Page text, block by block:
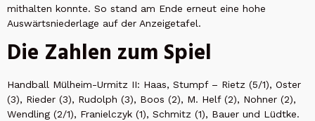
mithalten konnte. So stand am Ende erneut eine hohe
Auswärtsniederlage auf der Anzeigetafel.
Die Zahlen zum Spiel
Handball Mülheim-Urmitz II: Haas, Stumpf – Rietz (5/1), Oster
(3), Rieder (3), Rudolph (3), Boos (2), M. Helf (2), Nohner (2),
Wendling (2/1), Franielczyk (1), Schmitz (1), Bauer und Lüdtke.